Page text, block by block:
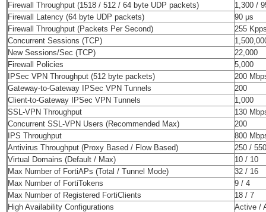
Firewall Throughput (1518 / 512 / 64 byte UDP packets)
1,300 /
Firewall Latency (64 byte UDP packets)
90 μs
Firewall Throughput (Packets Per Second)
255
Concurrent Sessions (TCP)
New Sessions/Sec (TCP)
22,000
Firewall Policies
5,000
IPSec VPN Throughput (512 byte packets)
200
Gateway-to-Gateway IPSec VPN Tunnels
200
Client-to-Gateway IPSec VPN Tunnels
1,000
SSL-VPN Throughput
130
Concurrent SSL-VPN Users (Recommended Max)
200
IPS Throughput
800
Antivirus Throughput (Proxy Based / Flow Based)
250 /
Virtual Domains (Default / Max)
10 / 10
Max Number of FortiAPs (Total / Tunnel Mode)
32 / 16
Max Number of FortiTokens
9 / 4
Max Number of Registered FortiClients
18 / 7
High Availability Configurations
Active /